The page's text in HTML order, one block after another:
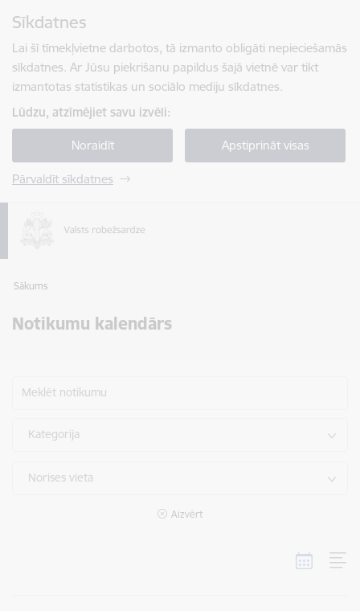
Sīkdatnes
Lai šī tīmekļvietne darbotos, tā izmanto obligāti nepieciešamās
sīkdatnes. Ar Jūsu piekrišanu papildus šajā vietnē var tikt
izmantotas statistikas un sociālo mediju sīkdatnes.
Lūdzu, atzīmējiet savu izvēli:
Noraidīt Apstiprināt visas
Pārvaldīt sīkdatnes
Sākums
Notikumu kalendārs
Meklēt notikumu
Kategorija
Norises vieta
Aizvērt